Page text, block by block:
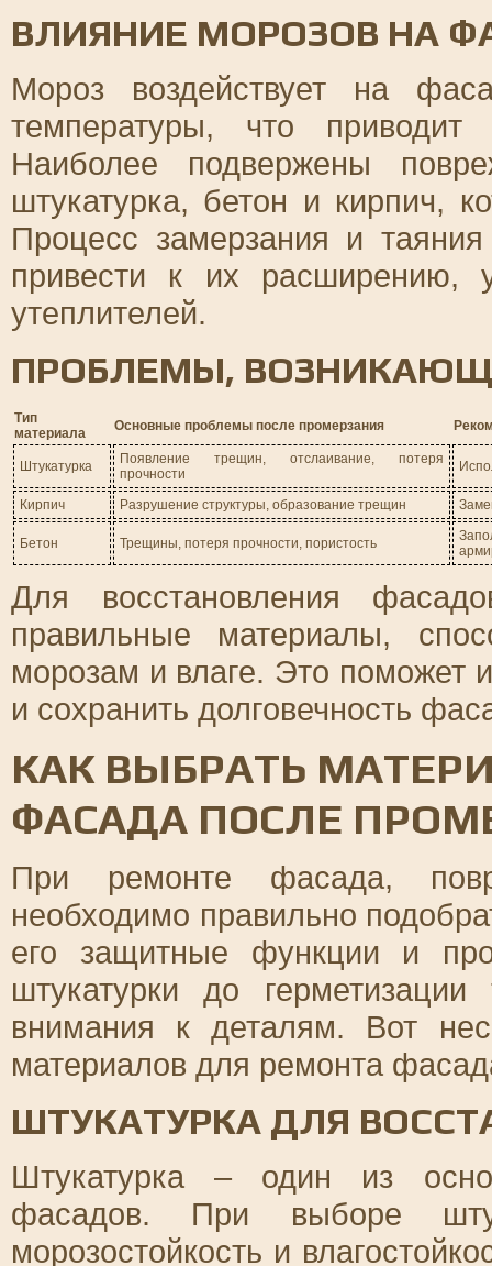
ВЛИЯНИЕ МОРОЗОВ НА
Мороз воздействует на
температуры, что
Наиболее подвержены
штукатурка, бетон и кирпич,
Процесс замерзания и
привести к их расширению,
утеплителей.
ПРОБЛЕМЫ,
Тип
материала
Основные проблемы после промерзания
Штукатурка
Появление трещин, отслаивание, потеря
прочности
Кирпич Разрушение структуры, образование трещин
Бетон Трещины, потеря прочности, пористость
Для восстановления
правильные материалы,
морозам и влаге. Это поможет
и сохранить долговечность
КАК ВЫБРАТЬ
ФАСАДА ПОСЛЕ
При ремонте фасада,
необходимо правильно
его защитные функции и
штукатурки до
внимания к деталям. Вот
материалов для ремонта
ШТУКАТУРКА ДЛЯ
Штукатурка – один из
фасадов. При выборе
морозостойкость и